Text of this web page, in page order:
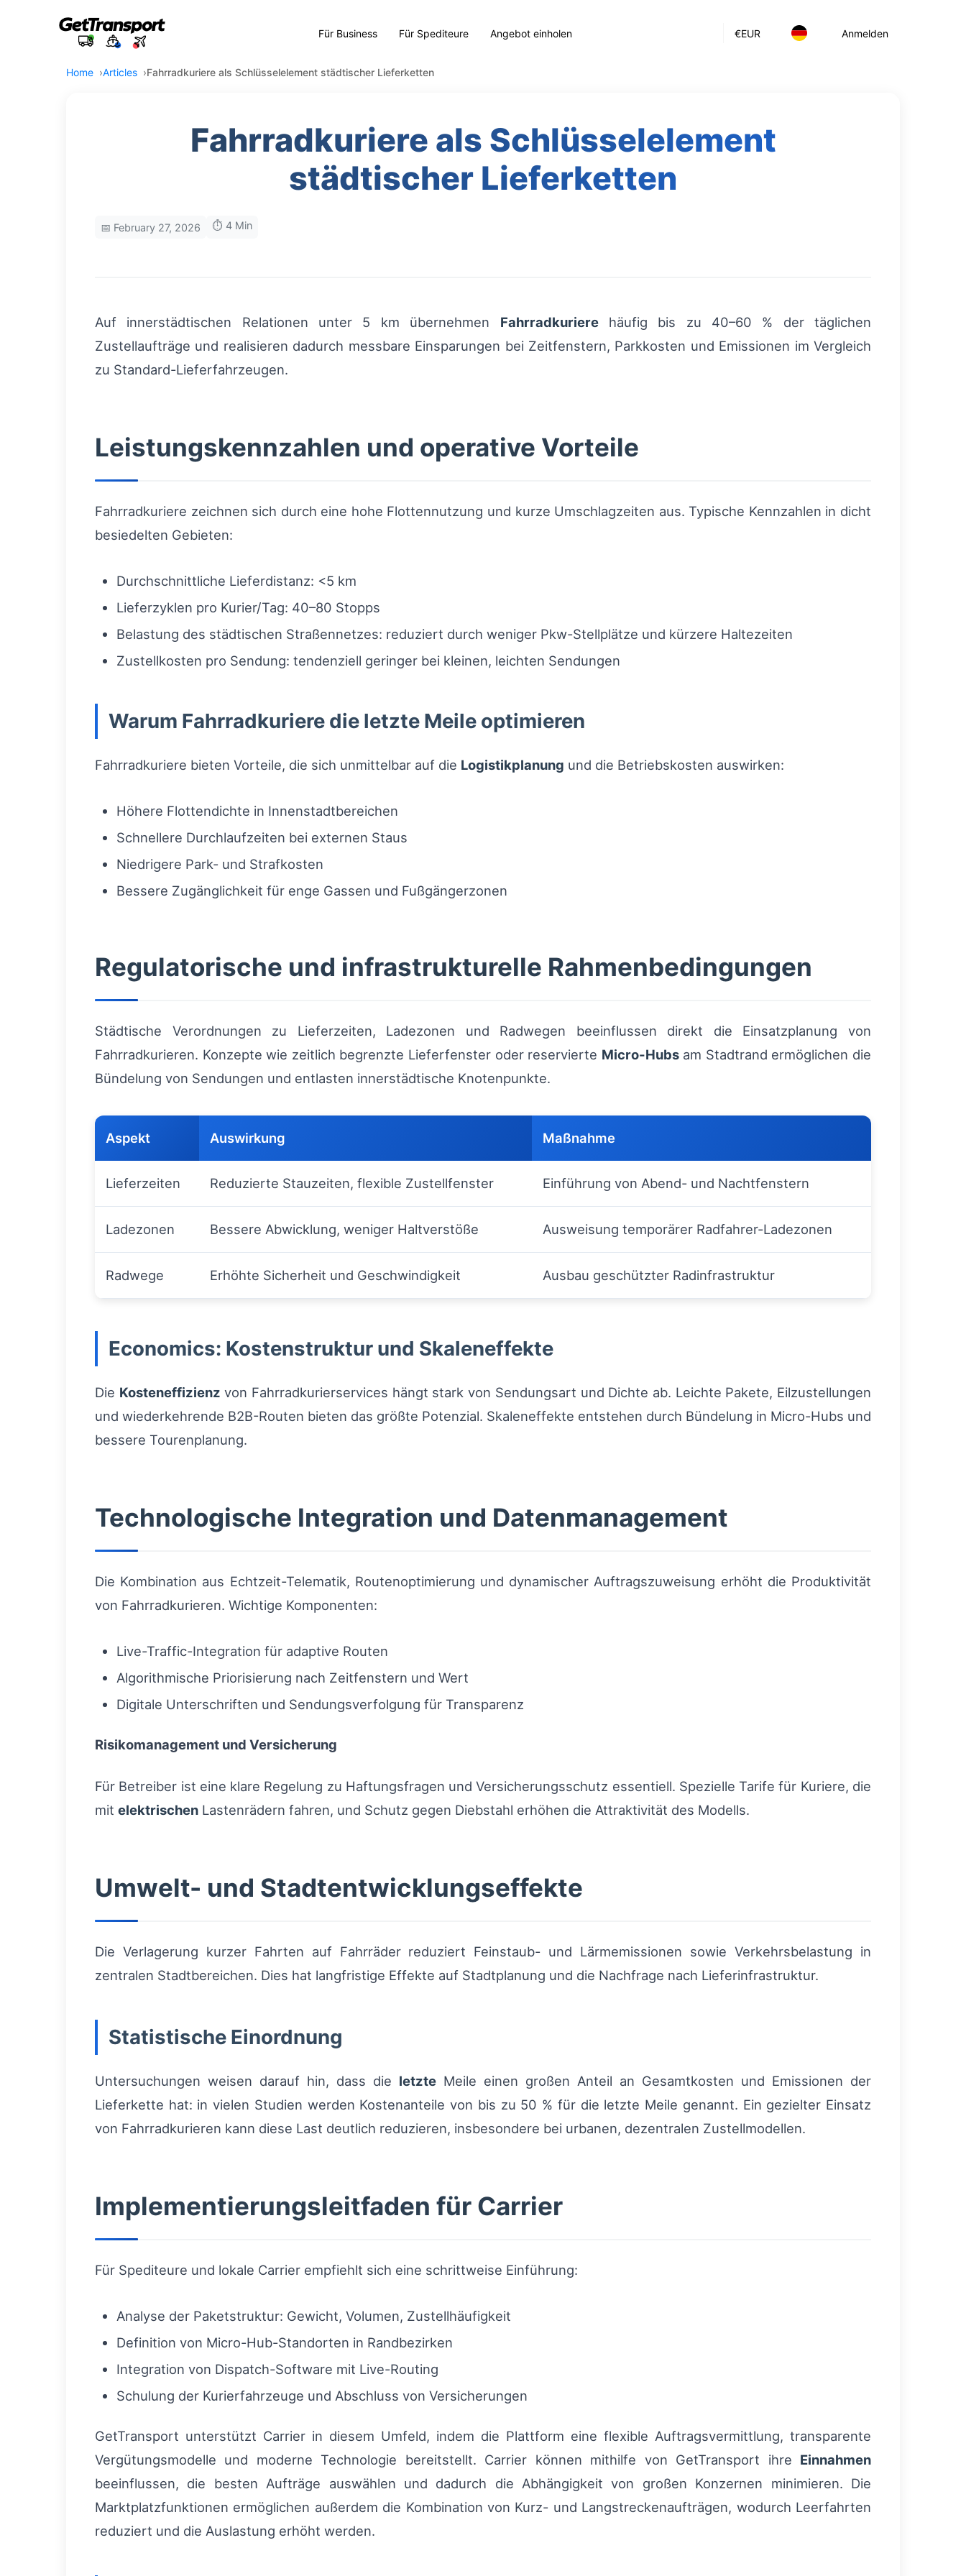
€EUR Anmelden
Für Business Für Spediteure Angebot einholen
Home Articles Fahrradkuriere als Schlüsselelement städtischer Lieferketten
Fahrradkuriere als Schlüsselelement
städtischer Lieferketten
📅 February 27, 2026 ⏱️ 4 Min
Auf innerstädtischen Relationen unter 5 km übernehmen Fahrradkurierehäufig bis zu 40–60 % der täglichen
Zustellaufträge und realisieren dadurch messbare Einsparungen bei Zeitfenstern, Parkkosten und Emissionen im Vergleich
zu Standard-Lieferfahrzeugen.
Leistungskennzahlen und operative Vorteile
Fahrradkuriere zeichnen sich durch eine hohe Flottennutzung und kurze Umschlagzeiten aus. Typische Kennzahlen in dicht
besiedelten Gebieten:
Durchschnittliche Lieferdistanz: <5 km
Lieferzyklen pro Kurier/Tag: 40–80 Stopps
Belastung des städtischen Straßennetzes: reduziert durch weniger Pkw-Stellplätze und kürzere Haltezeiten
Zustellkosten pro Sendung: tendenziell geringer bei kleinen, leichten Sendungen
Warum Fahrradkuriere die letzte Meile optimieren
Fahrradkuriere bieten Vorteile, die sich unmittelbar auf die Logistikplanung und die Betriebskosten auswirken:
Höhere Flottendichte in Innenstadtbereichen
Schnellere Durchlaufzeiten bei externen Staus
Niedrigere Park- und Strafkosten
Bessere Zugänglichkeit für enge Gassen und Fußgängerzonen
Regulatorische und infrastrukturelle Rahmenbedingungen
Städtische Verordnungen zu Lieferzeiten, Ladezonen und Radwegen beeinflussen direkt die Einsatzplanung von
Fahrradkurieren. Konzepte wie zeitlich begrenzte Lieferfenster oder reservierte Micro-Hubsam Stadtrand ermöglichen die
Bündelung von Sendungen und entlasten innerstädtische Knotenpunkte.
Aspekt Auswirkung Maßnahme
Lieferzeiten Reduzierte Stauzeiten, flexible Zustellfenster Einführung von Abend- und Nachtfenstern
Ladezonen Bessere Abwicklung, weniger Haltverstöße Ausweisung temporärer Radfahrer-Ladezonen
Radwege Erhöhte Sicherheit und Geschwindigkeit Ausbau geschützter Radinfrastruktur
Economics: Kostenstruktur und Skaleneffekte
Die Kosteneffizienz von Fahrradkurierservices hängt stark von Sendungsart und Dichte ab. Leichte Pakete, Eilzustellungen
und wiederkehrende B2B-Routen bieten das größte Potenzial. Skaleneffekte entstehen durch Bündelung in Micro-Hubs und
bessere Tourenplanung.
Technologische Integration und Datenmanagement
Die Kombination aus Echtzeit-Telematik, Routenoptimierung und dynamischer Auftragszuweisung erhöht die Produktivität
von Fahrradkurieren. Wichtige Komponenten:
Live-Traffic-Integration für adaptive Routen
Algorithmische Priorisierung nach Zeitfenstern und Wert
Digitale Unterschriften und Sendungsverfolgung für Transparenz
Risikomanagement und Versicherung
Für Betreiber ist eine klare Regelung zu Haftungsfragen und Versicherungsschutz essentiell. Spezielle Tarife für Kuriere, die
mit elektrischen Lastenrädern fahren, und Schutz gegen Diebstahl erhöhen die Attraktivität des Modells.
Umwelt- und Stadtentwicklungseffekte
Die Verlagerung kurzer Fahrten auf Fahrräder reduziert Feinstaub- und Lärmemissionen sowie Verkehrsbelastung in
zentralen Stadtbereichen. Dies hat langfristige Effekte auf Stadtplanung und die Nachfrage nach Lieferinfrastruktur.
Statistische Einordnung
Untersuchungen weisen darauf hin, dass die letzte Meile einen großen Anteil an Gesamtkosten und Emissionen der
Lieferkette hat: in vielen Studien werden Kostenanteile von bis zu 50 % für die letzte Meile genannt. Ein gezielter Einsatz
von Fahrradkurieren kann diese Last deutlich reduzieren, insbesondere bei urbanen, dezentralen Zustellmodellen.
Implementierungsleitfaden für Carrier
Für Spediteure und lokale Carrier empfiehlt sich eine schrittweise Einführung:
Analyse der Paketstruktur: Gewicht, Volumen, Zustellhäufigkeit
Definition von Micro-Hub-Standorten in Randbezirken
Integration von Dispatch-Software mit Live-Routing
Schulung der Kurierfahrzeuge und Abschluss von Versicherungen
GetTransport unterstützt Carrier in diesem Umfeld, indem die Plattform eine flexible Auftragsvermittlung, transparente
Vergütungsmodelle und moderne Technologie bereitstellt. Carrier können mithilfe von GetTransport ihre Einnahmen
beeinflussen, die besten Aufträge auswählen und dadurch die Abhängigkeit von großen Konzernen minimieren. Die
Marktplatzfunktionen ermöglichen außerdem die Kombination von Kurz- und Langstreckenaufträgen, wodurch Leerfahrten
reduziert und die Auslastung erhöht werden.